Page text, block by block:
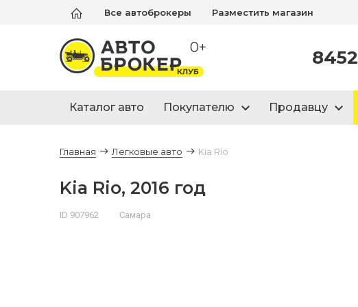
Все автоброкеры Разместить магазин
0+ 8452
Каталог авто Покупателю Продавцу
Главная Легковые авто Kia Rio
Kia Rio, 2016 год
ID 907962 Самара